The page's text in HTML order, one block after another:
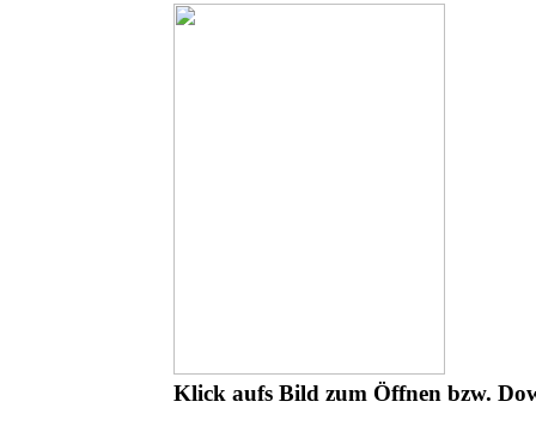
Klick aufs Bild zum Öffnen bzw.